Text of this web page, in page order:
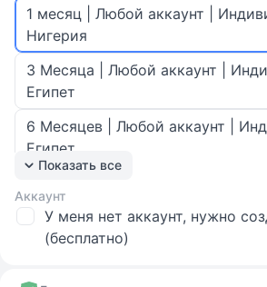
1 месяц | Любой аккаунт |
Нигерия
3 Месяца | Любой аккаунт |
Египет
6 Месяцев | Любой аккаунт |
Египет
1 месяц | Любой аккаунт | DUO
Нигерия
Показать все
Аккаунт
У меня нет аккаунт, нужно
(бесплатно)